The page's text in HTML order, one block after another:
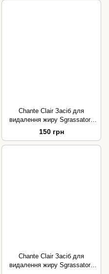
Chante Clair Засіб для
видалення жиру Sgrassatore
universale Lavanda - 600 ml /
12 шт/ящ
150 грн
Chante Clair Засіб для
видалення жиру Sgrassatore